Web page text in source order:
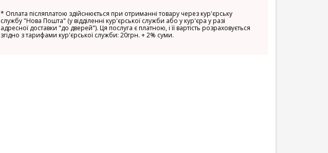
* Оплата післяплатою здійснюється при отриманні товару через кур'єрську
службу "Нова Пошта" (у відділенні кур'єрської служби або у кур'єра у разі
адресної доставки "до дверей"). Ця послуга є платною, і її вартість розраховується
згідно з тарифами кур'єрської служби: 20грн. + 2% суми.